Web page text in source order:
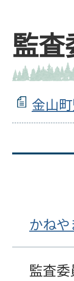
監査
金山
かね
監査